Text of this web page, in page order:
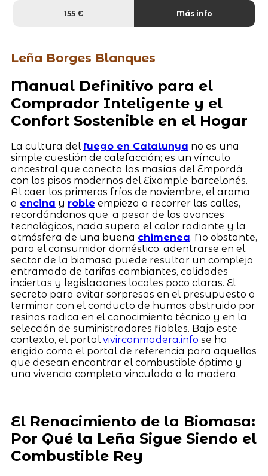
155 € Más info
Leña Borges Blanques
Manual Definitivo para el
Comprador Inteligente y el
Confort Sostenible en el Hogar
La cultura del fuego en Catalunya no es una
simple cuestión de calefacción; es un vínculo
ancestral que conecta las masías del Empordà
con los pisos modernos del Eixample barcelonés.
Al caer los primeros fríos de noviembre, el aroma
a encina y roble empieza a recorrer las calles,
recordándonos que, a pesar de los avances
tecnológicos, nada supera el calor radiante y la
atmósfera de una buena chimenea. No obstante,
para el consumidor doméstico, adentrarse en el
sector de la biomasa puede resultar un complejo
entramado de tarifas cambiantes, calidades
inciertas y legislaciones locales poco claras. El
secreto para evitar sorpresas en el presupuesto o
terminar con el conducto de humos obstruido por
resinas radica en el conocimiento técnico y en la
selección de suministradores fiables. Bajo este
contexto, el portalvivirconmadera.info se ha
erigido como el portal de referencia para aquellos
que desean encontrar el combustible óptimo y
una vivencia completa vinculada a la madera.
El Renacimiento de la Biomasa:
Por Qué la Leña Sigue Siendo el
Combustible Rey